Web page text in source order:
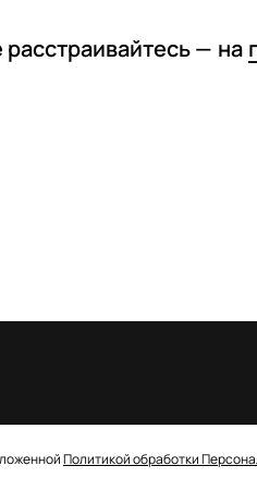
расстраивайтесь — на
Политикой обработки